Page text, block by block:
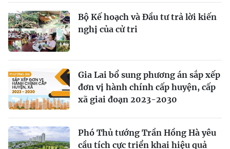
Bộ Kế hoạch và Đầu tư trả lời kiến
nghị của cử tri
Gia Lai bổ sung phương án sắp xếp
đơn vị hành chính cấp huyện, cấp
xã giai đoạn 2023-2030
Phó Thủ tướng Trần Hồng Hà yêu
cầu tích cực triển khai hiệu quả